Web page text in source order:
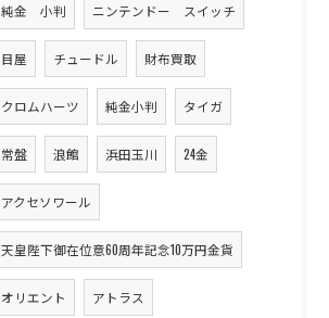
純金 小判 ニンテンドー スイッチ
目屋 チュードル 財布買取
クロムハーツ 純金小判 タイガ
常盤 浪館 浜田玉川 24金
アクセソワール
天皇陛下御在位意60周年記念10万円金貨
オリエント アトラス